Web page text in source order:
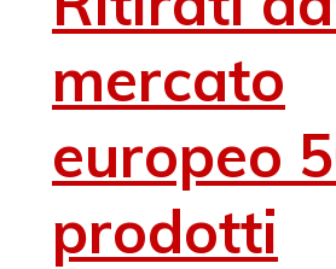
mercato
europeo
prodotti